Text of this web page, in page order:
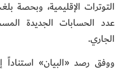
عدد الحسابات الجديدة
الجاري.
ووفق رصد «البيان» استناداً